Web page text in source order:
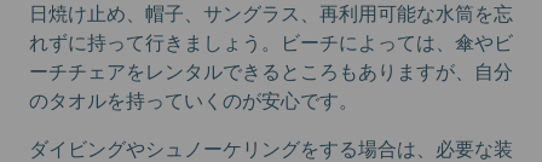
日焼け止め、帽子、サングラス、再利用可能な水筒を忘
れずに持って行きましょう。ビーチによっては、傘やビ
ーチチェアをレンタルできるところもありますが、自分
のタオルを持っていくのが安心です。
ダイビングやシュノーケリングをする場合は、必要な装